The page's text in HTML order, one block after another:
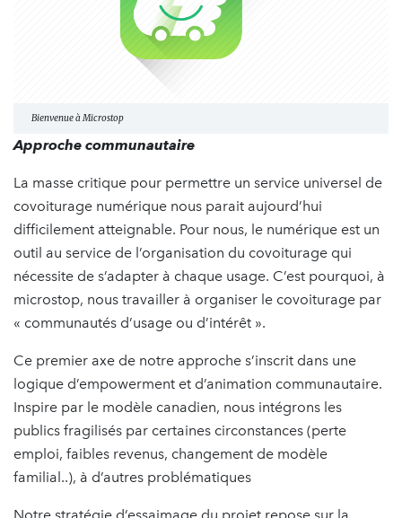
Bienvenue à Microstop
Approche communautaire
La masse critique pour permettre un service universel de
covoiturage numérique nous parait aujourd’hui
difficilement atteignable. Pour nous, le numérique est un
outil au service de l’organisation du covoiturage qui
nécessite de s’adapter à chaque usage. C’est pourquoi, à
microstop, nous travailler à organiser le covoiturage par
« communautés d’usage ou d’intérêt ».
Ce premier axe de notre approche s’inscrit dans une
logique d’empowerment et d’animation communautaire.
Inspire par le modèle canadien, nous intégrons les
publics fragilisés par certaines circonstances (perte
emploi, faibles revenus, changement de modèle
familial..), à d’autres problématiques